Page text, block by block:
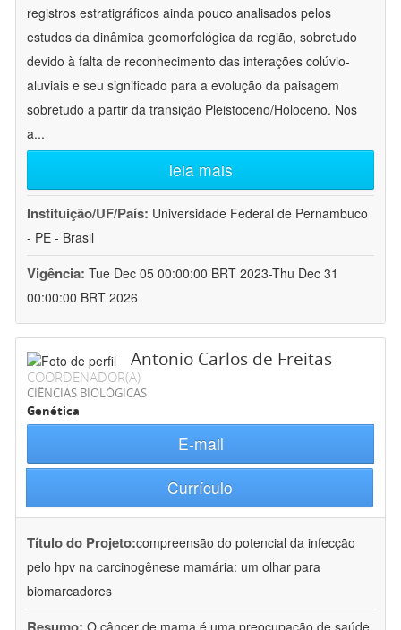
registros estratigráficos ainda pouco analisados pelos
estudos da dinâmica geomorfológica da região, sobretudo
devido à falta de reconhecimento das interações colúvio-
aluviais e seu significado para a evolução da paisagem
sobretudo a partir da transição Pleistoceno/Holoceno. Nos
a...
leia mais
Instituição/UF/País: Universidade Federal de Pernambuco
- PE - Brasil
Vigência: Tue Dec 05 00:00:00 BRT 2023-Thu Dec 31
00:00:00 BRT 2026
Antonio Carlos de Freitas
COORDENADOR(A)
CIÊNCIAS BIOLÓGICAS
Genética
E-mail
Currículo
Título do Projeto:compreensão do potencial da infecção
pelo hpv na carcinogênese mamária: um olhar para
biomarcadores